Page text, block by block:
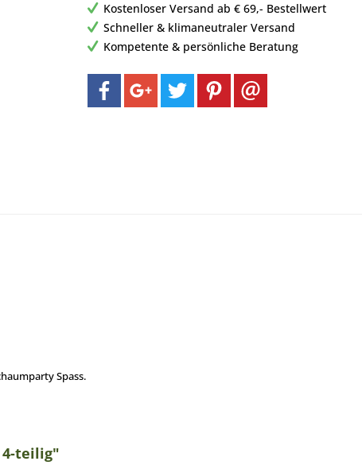
Kostenloser Versand ab € 69,- Bestellwert
Schneller & klimaneutraler Versand
Kompetente & persönliche Beratung
Spass.
4-teilig"